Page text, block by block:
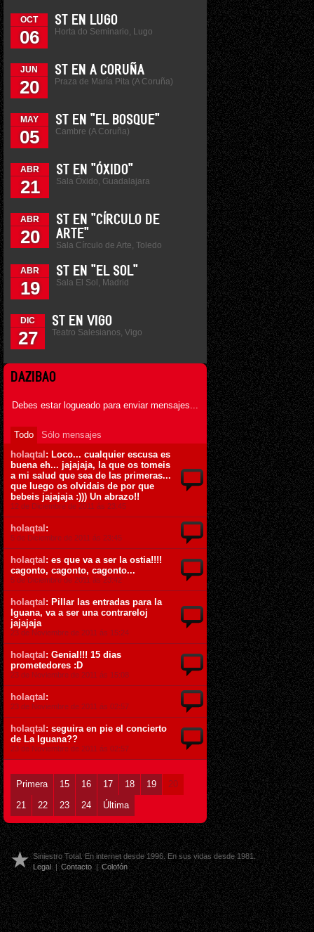
OCT
06
ST EN LUGO
Horta do Seminario, Lugo
JUN
20
ST EN A CORUÑA
Praza de María Pita (A Coruña)
MAY
05
ST EN "EL BOSQUE"
Cambre (A Coruña)
ABR
21
ST EN "ÓXIDO"
Sala Óxido, Guadalajara
ABR
20
ST EN "CÍRCULO DE
ARTE"
Sala Círculo de Arte, Toledo
ABR
19
ST EN "EL SOL"
Sala El Sol, Madrid
DIC
27
ST EN VIGO
Teatro Salesianos, Vigo
DAZIBAO
Debes estar logueado para enviar mensajes...
Todo
Sólo mensajes
holaqtal : Loco... cualquier escusa es
buena eh... jajajaja, la que os tomeis
a mi salud que sea de las primeras...
que luego os olvidais de por que
bebeis jajajaja :))) Un abrazo!!
12 de Diciembre de 2011 ás 23:45
holaqtal :
5 de Diciembre de 2011 ás 23:45
holaqtal : es que va a ser la ostia!!!!
cagonto, cagonto, cagonto...
5 de Diciembre de 2011 ás 23:42
holaqtal : Pillar las entradas para la
Iguana, va a ser una contrareloj
jajajaja
23 de Noviembre de 2011 ás 15:24
holaqtal : Genial!!! 15 dias
prometedores :D
23 de Noviembre de 2011 ás 15:08
holaqtal :
23 de Noviembre de 2011 ás 02:57
holaqtal : seguira en pie el concierto
de La Iguana??
23 de Noviembre de 2011 ás 02:57
Primera 15 16 17 18 19
20
21
22 23 24 Última
Siniestro Total. En internet desde 1996. En sus vidas desde 1981.
Legal | Contacto | Colofón